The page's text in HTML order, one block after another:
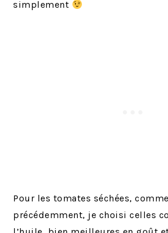
simplement
Pour les tomates séchées,
précédemment, je choisi celles